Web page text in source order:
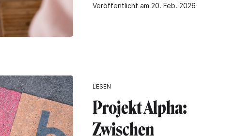
Veröffentlicht am 20. Feb. 2026
LESEN
Projekt Alpha:
Zwischen